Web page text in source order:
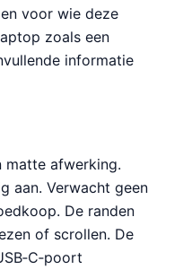
voor wie deze
zoals een
informatie
matte afwerking.
aan. Verwacht geen
De randen
of scrollen. De